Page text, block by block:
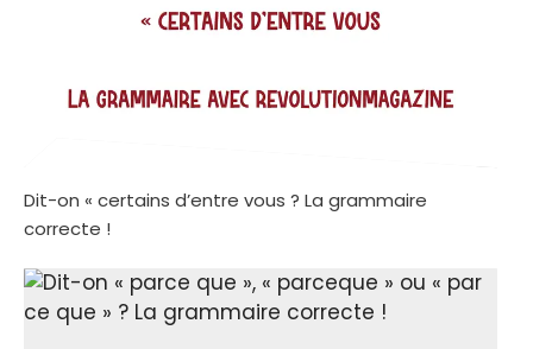
Dit-on « certains d’entre vous ? La grammaire
correcte !